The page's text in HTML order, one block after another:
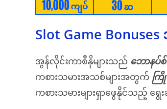
Slot Game
အွန်လိုင်းကာစီနိုများသည် ဘောနပ်စ်
ကစားသမားအသစ်များအတွက် ကြို
ကစားသမားများရှာဖွေနိုင်သည့် ရွေ